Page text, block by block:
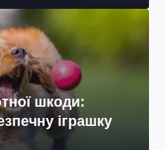
шкоди:
іграшку